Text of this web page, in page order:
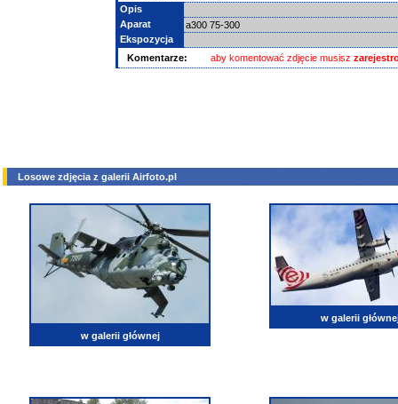
Opis
Aparat
a300 75-300
Ekspozycja
Komentarze:
aby komentować zdjęcie musisz
Losowe zdjęcia z galerii Airfoto.pl
w galerii głównej
w galerii